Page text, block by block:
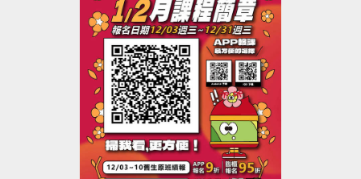
報名方式：採現場報名，請至桃園市蘆竹國民運動中
心一樓櫃檯報名。
報名費用：免費
●聯絡資訊 : (球館部) 03-2639066 #115
●活動地點 : 桃園市蘆竹國民運動